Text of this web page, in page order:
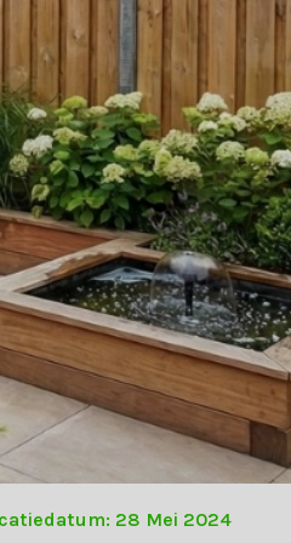
28 Mei 2024